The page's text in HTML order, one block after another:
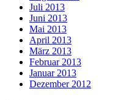
Juli 2013
Juni 2013
Mai 2013
April 2013
März 2013
Februar 2013
Januar 2013
Dezember 2012